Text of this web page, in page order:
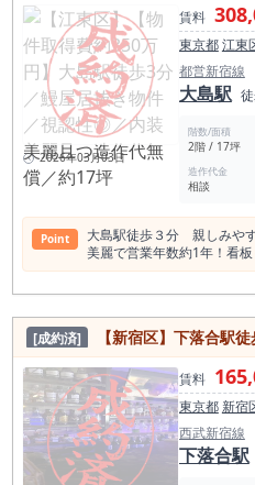
2026年03月03日
賃料
東京都江東
都営新宿線
大島駅
階数/面積
2階 / 17坪
造作代金
相談
Point
大島駅徒歩３分 親しみや
美麗で営業年数約1年！看
是非一度お問い合わせくだ
[成約済] 【新宿区】下落合駅徒歩2分／内
賃料
東京都 新宿
西武新宿線
下落合駅